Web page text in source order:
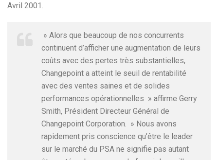
Avril 2001.
» Alors que beaucoup de nos concurrents
continuent d’afficher une augmentation de leurs
coûts avec des pertes très substantielles,
Changepoint a atteint le seuil de rentabilité
avec des ventes saines et de solides
performances opérationnelles » affirme Gerry
Smith, Président Directeur Général de
Changepoint Corporation. » Nous avons
rapidement pris conscience qu’être le leader
sur le marché du PSA ne signifie pas autant